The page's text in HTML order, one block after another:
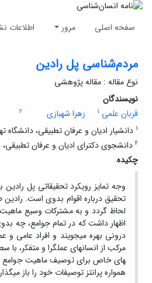
صفحه اصلی مرور اطلاعات
مردم‌شناسی پل رادین
نوع مقاله : مقاله پژوهشی
نویسندگان
قربان علمی 1 زهرا شهبازی
2
1 دانشیار ادیان و عرفان تطبیقی، دانشگاه
2 دانشجوی دکترای ادیان و عرفان تطبیقی،
چکیده
وجه تمایز رویکرد تحقیقاتی پل
تحقیق درباره اقوام بدوی است.
لحاظ گردد و به مشترکات وسیع
اظهار ­داشت که در تمام جوامع، چه
درونی بهره می­جویند و افراد عامی و
های خاص برای توصیف ماهیت جوامع
همواره پرانتز توصیفات خود را باز